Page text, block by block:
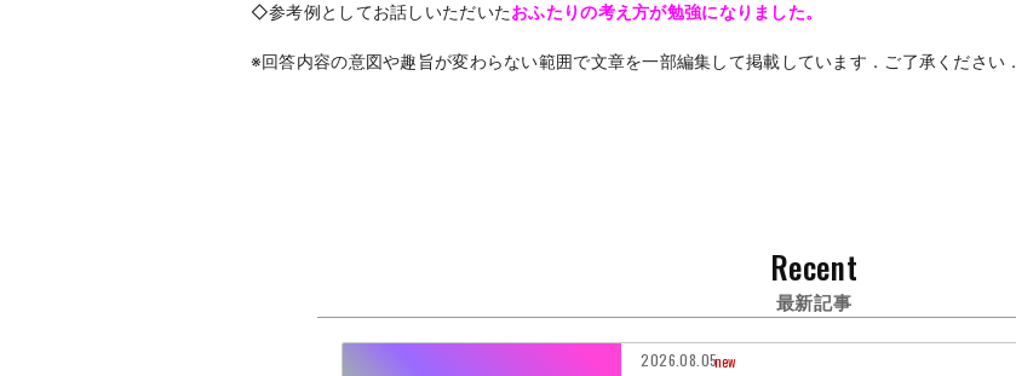
◇参考例としてお話しいただいたおふたりの考え方が勉強になりました。
※回答内容の意図や趣旨が変わらない範囲で文章を一部編集して掲載しています．ご了承ください．
Recent
最新記事
2026.08.05new